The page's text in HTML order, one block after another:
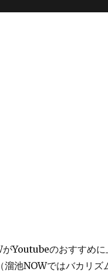
Youtubeのおすすめ
池NOWではバカリ